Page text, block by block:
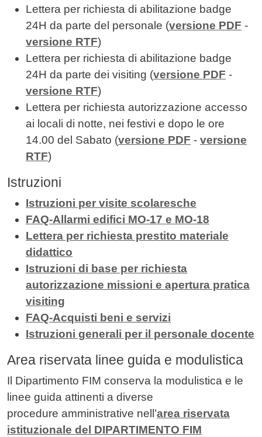
Lettera per richiesta di abilitazione badge
24H da parte del personale (versione PDF -
versione RTF)
Lettera per richiesta di abilitazione badge
24H da parte dei visiting (versione PDF -
versione RTF)
Lettera per richiesta autorizzazione accesso
ai locali di notte, nei festivi e dopo le ore
14.00 del Sabato (versione PDF - versione
RTF)
Istruzioni
Istruzioni per visite scolaresche
FAQ-Allarmi edifici MO-17 e MO-18
Lettera per richiesta prestito materiale
didattico
Istruzioni di base per richiesta
autorizzazione missioni e apertura pratica
visiting
FAQ-Acquisti beni e servizi
Istruzioni generali per il personale docente
Area riservata linee guida e modulistica
Il Dipartimento FIM conserva la modulistica e le
linee guida attinenti a diverse
procedure amministrative nell’area riservata
istituzionale del DIPARTIMENTO FIM